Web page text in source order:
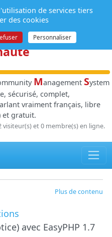
Gestion de
et de
Management System
sécurisé, complet,
vraiment français, libre
et gratuit.
visiteur(s) et 0 membre(s) en ligne.
Plus de contenu
avec EasyPHP 1.7
de services tiers
des cookies
Personnaliser